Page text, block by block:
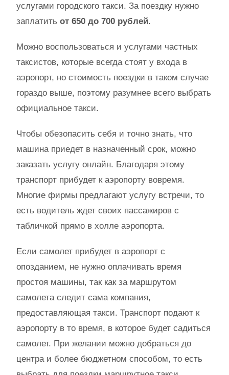
услугами городского такси. За поездку нужно
заплатить от 650 до 700 рублей.
Можно воспользоваться и услугами частных
таксистов, которые всегда стоят у входа в
аэропорт, но стоимость поездки в таком случае
гораздо выше, поэтому разумнее всего выбрать
официальное такси.
Чтобы обезопасить себя и точно знать, что
машина приедет в назначенный срок, можно
заказать услугу онлайн. Благодаря этому
транспорт прибудет к аэропорту вовремя.
Многие фирмы предлагают услугу встречи, то
есть водитель ждет своих пассажиров с
табличкой прямо в холле аэропорта.
Если самолет прибудет в аэропорт с
опозданием, не нужно оплачивать время
простоя машины, так как за маршрутом
самолета следит сама компания,
предоставляющая такси. Транспорт подают к
аэропорту в то время, в которое будет садиться
самолет. При желании можно добраться до
центра и более бюджетном способом, то есть